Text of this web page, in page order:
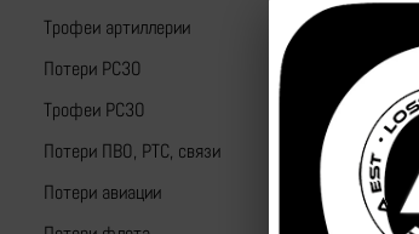
Трофеи артиллерии
Потери РСЗО
Трофеи РСЗО
Потери ПВО, РТС, связи
Потери авиации